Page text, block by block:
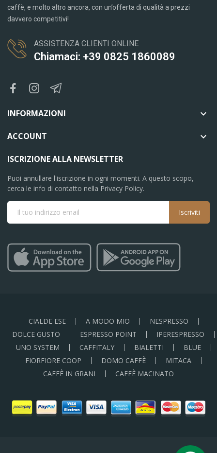
caffè, e molto altro ancora, con un’offerta di qualità a prezzi
davvero competitivi!
ASSISTENZA CLIENTI ONLINE
Chiamaci: +39 0825 1860089
INFORMAZIONI 
ACCOUNT 
ISCRIZIONE ALLA NEWSLETTER
Puoi annullare l'iscrizione in ogni momenti. A questo scopo,
cerca le info di contatto nella Privacy Policy.
Iscriviti
CIALDE ESE A MODO MIO
NESPRESSO
DOLCE GUSTO
ESPRESSO POINT
IPERESPRESSO
UNO SYSTEM
CAFFITALY BIALETTI
BLUE
FIORFIORE COOP
DOMO CAFFÈ
MITACA
CAFFÈ IN GRANI
CAFFÈ MACINATO